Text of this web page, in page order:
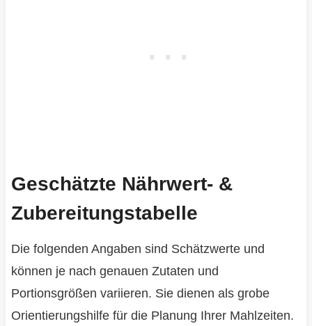
Geschätzte Nährwert- &
Zubereitungstabelle
Die folgenden Angaben sind Schätzwerte und
können je nach genauen Zutaten und
Portionsgrößen variieren. Sie dienen als grobe
Orientierungshilfe für die Planung Ihrer Mahlzeiten.